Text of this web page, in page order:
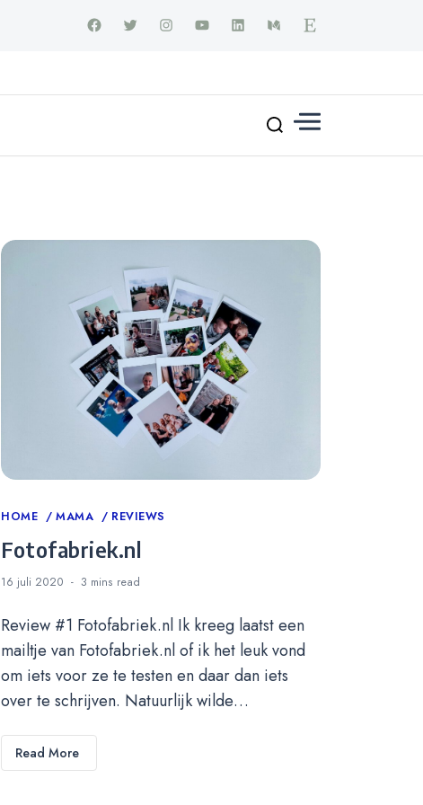
Categories
HOME MAMA REVIEWS
Fotofabriek.nl
16 juli 2020 3 mins read
Review #1 Fotofabriek.nl Ik kreeg laatst een
mailtje van Fotofabriek.nl of ik het leuk vond
om iets voor ze te testen en daar dan iets
over te schrijven. Natuurlijk wilde…
Read More